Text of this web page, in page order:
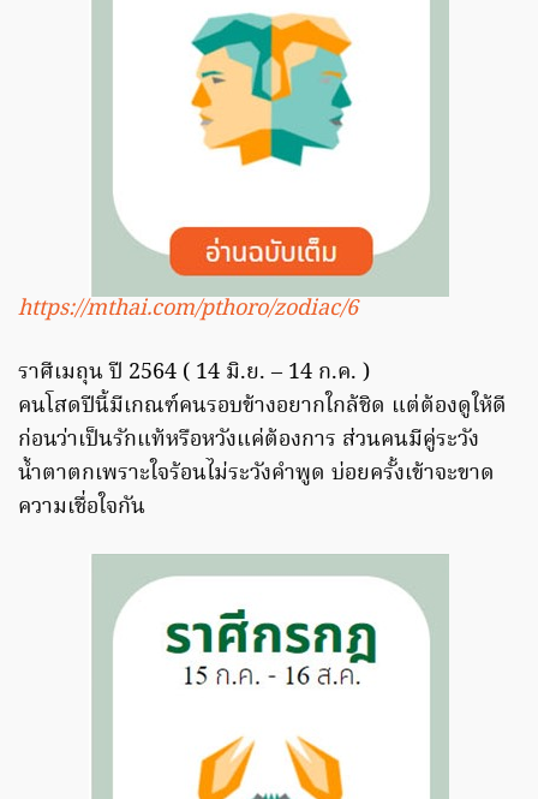
https://mthai.com/pthoro/zodiac/6
ราศีเมถุน ปี 2564 ( 14 มิ.ย. – 14 ก.ค. )
คนโสดปีนี้มีเกณฑ์คนรอบข้างอยากใกล้ชิด แต่ต้องดูให้ดี
ก่อนว่าเป็นรักแท้หรือหวังแค่ต้องการ ส่วนคนมีคู่ระวัง
น้ำตาตกเพราะใจร้อนไม่ระวังคำพูด บ่อยครั้งเข้าจะขาด
ความเชื่อใจกัน